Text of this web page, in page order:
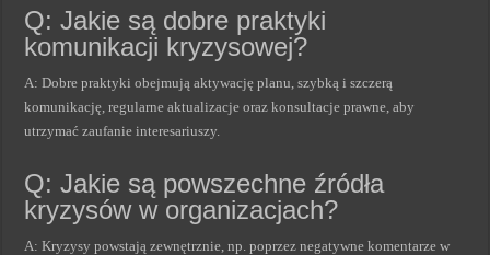
Q: Jakie są dobre praktyki
komunikacji kryzysowej?
A: Dobre praktyki obejmują aktywację planu, szybką i szczerą
komunikację, regularne aktualizacje oraz konsultacje prawne, aby
utrzymać zaufanie interesariuszy.
Q: Jakie są powszechne źródła
kryzysów w organizacjach?
A: Kryzysy powstają zewnętrznie, np. poprzez negatywne komentarze w